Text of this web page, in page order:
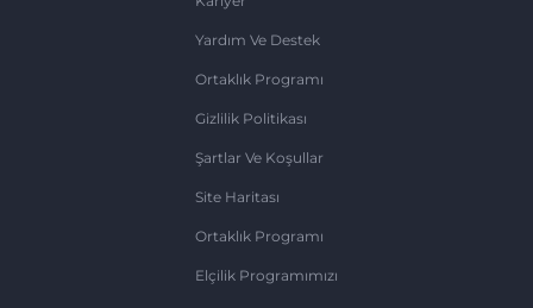
Yardım Ve Destek
Ortaklık Programı
Gizlilik Politikası
Şartlar Ve Koşullar
Site Haritası
Ortaklık Programı
Elçilik Programımızı